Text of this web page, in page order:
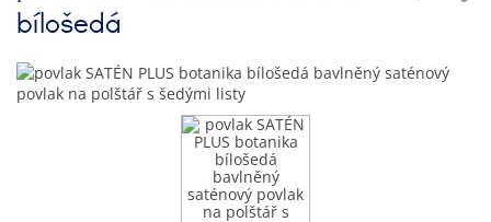
bílošedá